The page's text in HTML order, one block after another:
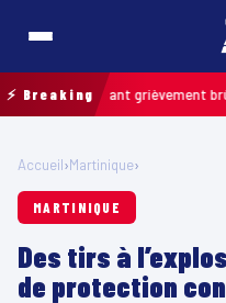
⚡ Breaking
: un enfant grièvement brûlé
Accueil›Martinique›
MARTINIQUE
Des tirs à
de protection